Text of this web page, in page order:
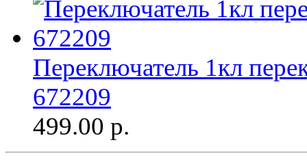
Переключатель 1кл
672209
499.00 р.